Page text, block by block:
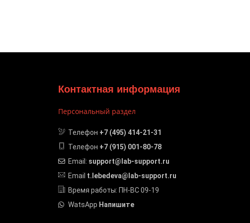
Контактная информация
Персональный раздел
Телефон +7 (495) 414-21-31
Телефон +7 (915) 001-80-78
Email: support@lab-support.ru
Email t.lebedeva@lab-support.ru
Время работы: ПН-ВС 09-19
WatsApp Напишите